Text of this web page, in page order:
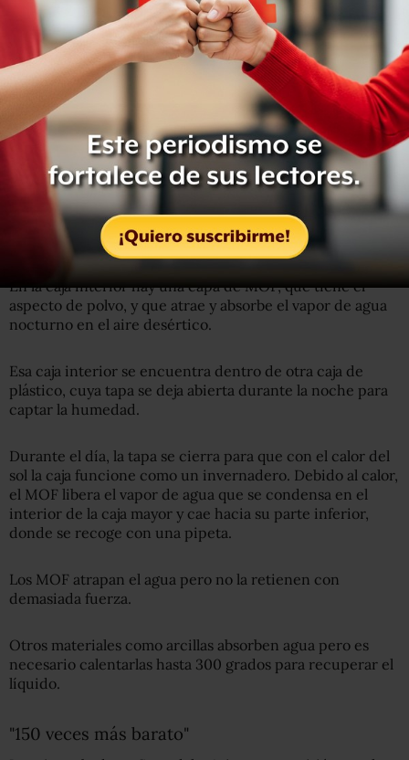
aire del desierto.
Los poros en los MOF tienen la capacidad de atraer, y
almacenar compuestos determinados, como el vapor de
agua. Y crucialmente,
pueden soltarlos sin que se
necesiten altas temperaturas generadas por
electricidad.
Caja revolucionaria
La caja cosechadora de agua es esencialmente unacaja
dentro de una caja.
En la caja interior hay una capa de MOF, que tiene el
aspecto de polvo, y que atrae y absorbe el vapor de agua
nocturno en el aire desértico.
Esa caja interior se encuentra dentro de otra caja de
plástico, cuya tapa se deja abierta durante la noche para
captar la humedad.
Durante el día, la tapa se cierra para que con el calor del
sol la caja funcione como un invernadero. Debido al calor,
el MOF libera el vapor de agua que se condensa en el
interior de la caja mayor y cae hacia su parte inferior,
donde se recoge con una pipeta.
Los MOF atrapan el agua pero no la retienen con
demasiada fuerza.
Otros materiales como arcillas absorben agua pero es
necesario calentarlas hasta 300 grados para recuperar el
líquido.
"150 veces más barato"